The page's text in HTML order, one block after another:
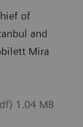
of
and
Mira
1.04 MB